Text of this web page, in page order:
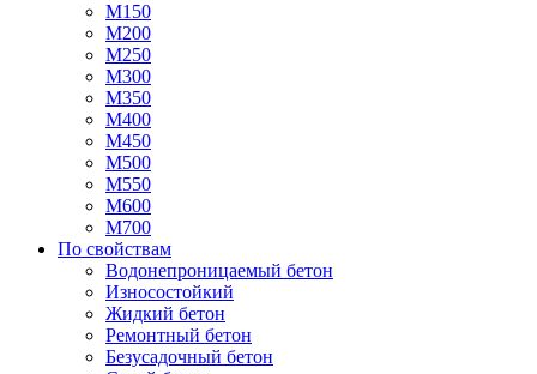
М150
М200
М250
М300
М350
М400
М450
М500
М550
М600
М700
По свойствам
Водонепроницаемый бетон
Износостойкий
Жидкий бетон
Ремонтный бетон
Безусадочный бетон